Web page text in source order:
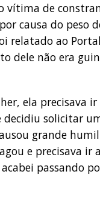
vítima de
causa do peso
relatado ao
dele não era
ela precisava
decidiu solicitar
grande
e precisava ir
passando